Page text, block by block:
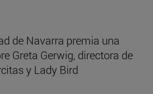
de Navarra premia una
Greta Gerwig, directora de
y Lady Bird